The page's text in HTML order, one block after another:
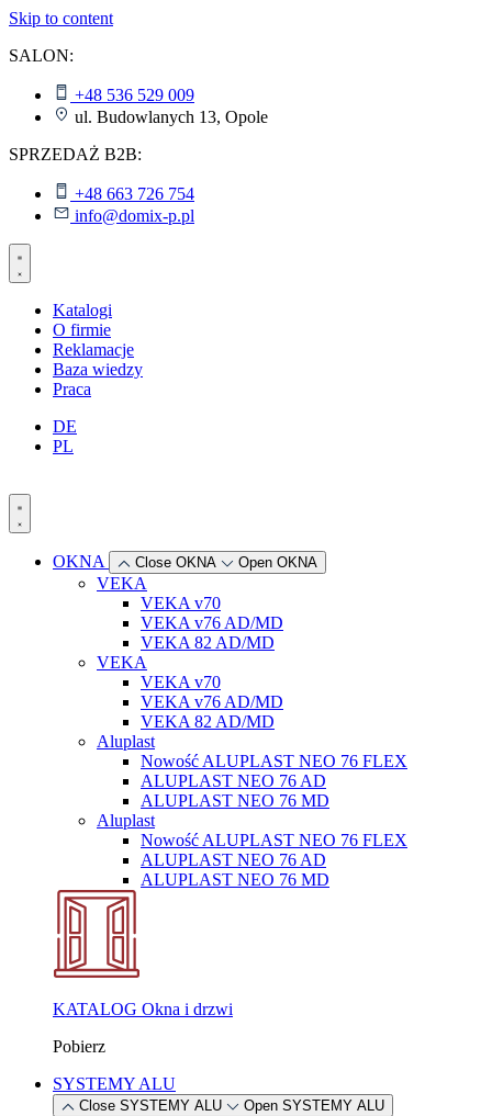
Skip to content
SALON:
+48 536 529 009
ul. Budowlanych 13, Opole
SPRZEDAŻ B2B:
+48 663 726 754
info@domix-p.pl
Katalogi
O firmie
Reklamacje
Baza wiedzy
Praca
DE
PL
OKNA Close OKNA Open OKNA
VEKA
VEKA v70
VEKA v76 AD/MD
VEKA 82 AD/MD
VEKA
VEKA v70
VEKA v76 AD/MD
VEKA 82 AD/MD
Aluplast
Nowość ALUPLAST NEO 76 FLEX
ALUPLAST NEO 76 AD
ALUPLAST NEO 76 MD
Aluplast
Nowość ALUPLAST NEO 76 FLEX
ALUPLAST NEO 76 AD
ALUPLAST NEO 76 MD
KATALOG Okna i drzwi
Pobierz
SYSTEMY ALU
Close SYSTEMY ALU Open SYSTEMY ALU